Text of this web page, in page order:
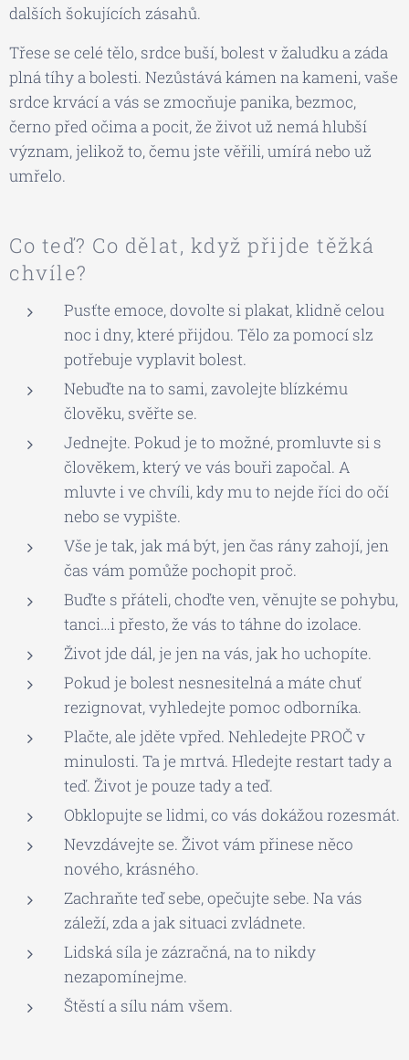
dalších šokujících zásahů.
Třese se celé tělo, srdce buší, bolest v žaludku a záda
plná tíhy a bolesti. Nezůstává kámen na kameni, vaše
srdce krvácí a vás se zmocňuje panika, bezmoc,
černo před očima a pocit, že život už nemá hlubší
význam, jelikož to, čemu jste věřili, umírá nebo už
umřelo.
Co teď? Co dělat, když přijde těžká
chvíle?
Pusťte emoce, dovolte si plakat, klidně celou
noc i dny, které přijdou. Tělo za pomocí slz
potřebuje vyplavit bolest.
Nebuďte na to sami, zavolejte blízkému
člověku, svěřte se.
Jednejte. Pokud je to možné, promluvte si s
člověkem, který ve vás bouři započal. A
mluvte i ve chvíli, kdy mu to nejde říci do očí
nebo se vypište.
Vše je tak, jak má být, jen čas rány zahojí, jen
čas vám pomůže pochopit proč.
Buďte s přáteli, choďte ven, věnujte se pohybu,
tanci…i přesto, že vás to táhne do izolace.
Život jde dál, je jen na vás, jak ho uchopíte.
Pokud je bolest nesnesitelná a máte chuť
rezignovat, vyhledejte pomoc odborníka.
Plačte, ale jděte vpřed. Nehledejte PROČ v
minulosti. Ta je mrtvá. Hledejte restart tady a
teď. Život je pouze tady a teď.
Obklopujte se lidmi, co vás dokážou rozesmát.
Nevzdávejte se. Život vám přinese něco
nového, krásného.
Zachraňte teď sebe, opečujte sebe. Na vás
záleží, zda a jak situaci zvládnete.
Lidská síla je zázračná, na to nikdy
nezapomínejme.
Štěstí a sílu nám všem.